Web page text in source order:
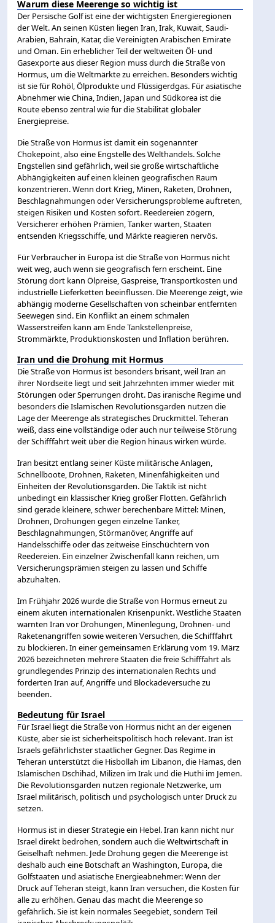
Warum diese Meerenge so wichtig ist
Der Persische Golf ist eine der wichtigsten Energieregionen
der Welt. An seinen Küsten liegen Iran, Irak, Kuwait, Saudi-
Arabien, Bahrain, Katar, die Vereinigten Arabischen Emirate
und Oman. Ein erheblicher Teil der weltweiten Öl- und
Gasexporte aus dieser Region muss durch die Straße von
Hormus, um die Weltmärkte zu erreichen. Besonders wichtig
ist sie für Rohöl, Ölprodukte und Flüssigerdgas. Für asiatische
Abnehmer wie China, Indien, Japan und Südkorea ist die
Route ebenso zentral wie für die Stabilität globaler
Energiepreise.
Die Straße von Hormus ist damit ein sogenannter
Chokepoint, also eine Engstelle des Welthandels. Solche
Engstellen sind gefährlich, weil sie große wirtschaftliche
Abhängigkeiten auf einen kleinen geografischen Raum
konzentrieren. Wenn dort Krieg, Minen, Raketen, Drohnen,
Beschlagnahmungen oder Versicherungsprobleme auftreten,
steigen Risiken und Kosten sofort. Reedereien zögern,
Versicherer erhöhen Prämien, Tanker warten, Staaten
entsenden Kriegsschiffe, und Märkte reagieren nervös.
Für Verbraucher in Europa ist die Straße von Hormus nicht
weit weg, auch wenn sie geografisch fern erscheint. Eine
Störung dort kann Ölpreise, Gaspreise, Transportkosten und
industrielle Lieferketten beeinflussen. Die Meerenge zeigt, wie
abhängig moderne Gesellschaften von scheinbar entfernten
Seewegen sind. Ein Konflikt an einem schmalen
Wasserstreifen kann am Ende Tankstellenpreise,
Strommärkte, Produktionskosten und Inflation berühren.
Iran und die Drohung mit Hormus
Die Straße von Hormus ist besonders brisant, weil Iran an
ihrer Nordseite liegt und seit Jahrzehnten immer wieder mit
Störungen oder Sperrungen droht. Das iranische Regime und
besonders die Islamischen Revolutionsgarden nutzen die
Lage der Meerenge als strategisches Druckmittel. Teheran
weiß, dass eine vollständige oder auch nur teilweise Störung
der Schifffahrt weit über die Region hinaus wirken würde.
Iran besitzt entlang seiner Küste militärische Anlagen,
Schnellboote, Drohnen, Raketen, Minenfähigkeiten und
Einheiten der Revolutionsgarden. Die Taktik ist nicht
unbedingt ein klassischer Krieg großer Flotten. Gefährlich
sind gerade kleinere, schwer berechenbare Mittel: Minen,
Drohnen, Drohungen gegen einzelne Tanker,
Beschlagnahmungen, Störmanöver, Angriffe auf
Handelsschiffe oder das zeitweise Einschüchtern von
Reedereien. Ein einzelner Zwischenfall kann reichen, um
Versicherungsprämien steigen zu lassen und Schiffe
abzuhalten.
Im Frühjahr 2026 wurde die Straße von Hormus erneut zu
einem akuten internationalen Krisenpunkt. Westliche Staaten
warnten Iran vor Drohungen, Minenlegung, Drohnen- und
Raketenangriffen sowie weiteren Versuchen, die Schifffahrt
zu blockieren. In einer gemeinsamen Erklärung vom 19. März
2026 bezeichneten mehrere Staaten die freie Schifffahrt als
grundlegendes Prinzip des internationalen Rechts und
forderten Iran auf, Angriffe und Blockadeversuche zu
beenden.
Bedeutung für Israel
Für Israel liegt die Straße von Hormus nicht an der eigenen
Küste, aber sie ist sicherheitspolitisch hoch relevant. Iran ist
Israels gefährlichster staatlicher Gegner. Das Regime in
Teheran unterstützt die Hisbollah im Libanon, die Hamas, den
Islamischen Dschihad, Milizen im Irak und die Huthi im Jemen.
Die Revolutionsgarden nutzen regionale Netzwerke, um
Israel militärisch, politisch und psychologisch unter Druck zu
setzen.
Hormus ist in dieser Strategie ein Hebel. Iran kann nicht nur
Israel direkt bedrohen, sondern auch die Weltwirtschaft in
Geiselhaft nehmen. Jede Drohung gegen die Meerenge ist
deshalb auch eine Botschaft an Washington, Europa, die
Golfstaaten und asiatische Energieabnehmer: Wenn der
Druck auf Teheran steigt, kann Iran versuchen, die Kosten für
alle zu erhöhen. Genau das macht die Meerenge so
gefährlich. Sie ist kein normales Seegebiet, sondern Teil